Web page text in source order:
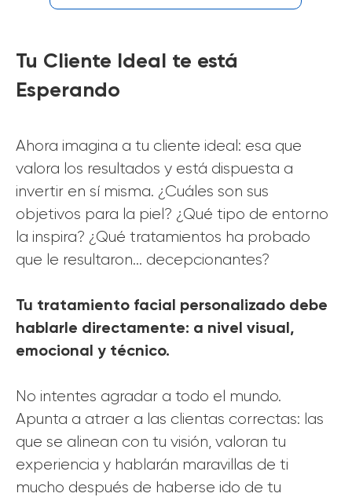
Tu Cliente Ideal te está
Esperando
Ahora imagina a tu cliente ideal: esa que
valora los resultados y está dispuesta a
invertir en sí misma. ¿Cuáles son sus
objetivos para la piel? ¿Qué tipo de entorno
la inspira? ¿Qué tratamientos ha probado
que le resultaron… decepcionantes?
Tu tratamiento facial personalizado debe
hablarle directamente: a nivel visual,
emocional y técnico.
No intentes agradar a todo el mundo.
Apunta a atraer a las clientas correctas: las
que se alinean con tu visión, valoran tu
experiencia y hablarán maravillas de ti
mucho después de haberse ido de tu